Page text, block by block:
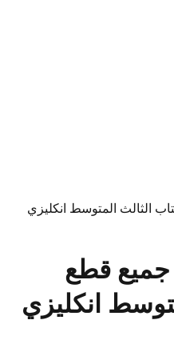
الثالث المتوسط انكليزي
قطع
انكليزي